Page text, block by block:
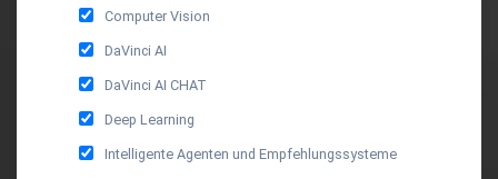
Computer Vision
DaVinci AI
DaVinci AI CHAT
Deep Learning
Intelligente Agenten und Empfehlungssysteme